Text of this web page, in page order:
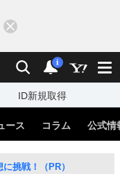
検索 通知
i
ID新規取得
ース コラム 公式情
挑戦！（PR）